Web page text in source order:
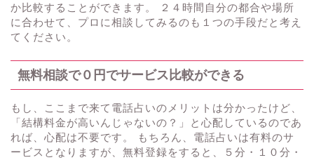
か比較することができます。 ２４時間自分の都合や場所
に合わせて、プロに相談してみるのも１つの手段だと考え
てください。
無料相談で０円でサービス比較ができる
もし、ここまで来て電話占いのメリットは分かったけど、
「結構料金が高いんじゃないの？」と心配しているのであ
れば、心配は不要です。 もちろん、電話占いは有料のサ
ービスとなりますが、無料登録をすると、５分・１０分・